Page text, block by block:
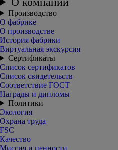
Производство
О фабрике
О производстве
История фабрики
Виртуальная экскурсия
Сертификаты
Список сертификатов
Список свидетельств
Соответствие ГОСТ
Награды и дипломы
Политики
Экология
Охрана труда
FSC
Качество
Миссия и ценности